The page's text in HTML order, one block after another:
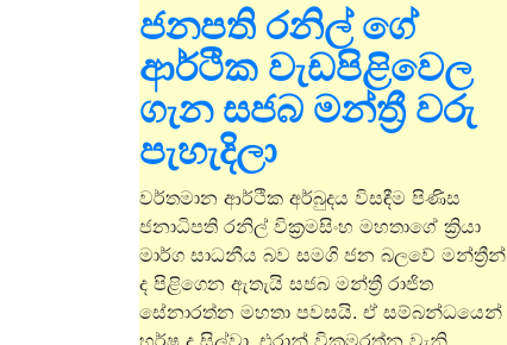
ජනපති රනිල් ගේ
ආර්ථික වැඩපිළිවෙල
ගැන සජබ මන්ත්‍රී වරු
පැහැදිලා
වර්තමාන ආර්ථික අර්බුදය විසඳීම පිණිස
ජනාධිපති රනිල් වික්‍රමසිංහ මහතාගේ ක්‍රියා
මාර්ග සාධනීය බව සමගි ජන බලවේ මන්ත්‍රීන්
ද පිළිගෙන ඇතැයි සජබ මන්ත්‍රී රාජිත
සේනාරත්න මහතා පවසයි. ඒ සම්බන්ධයෙන්
හර්ෂ ද සිල්වා, එරාන් වික්‍රමරත්න වැනි